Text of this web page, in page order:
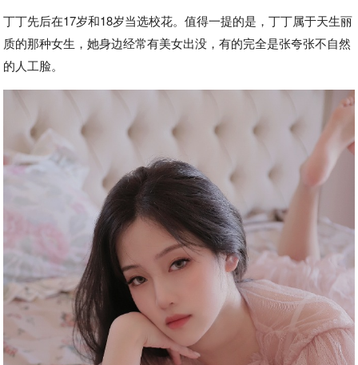
丁丁先后在17岁和18岁当选校花。值得一提的是，丁丁属于天生丽
质的那种女生，她身边经常有美女出没，有的完全是张夸张不自然
的人工脸。